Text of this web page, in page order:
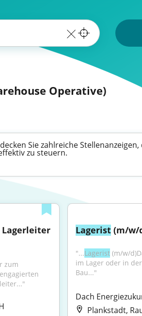
Operative)
Sie zahlreiche
zu steuern.
zum
Lagerist (m/w/
"...Lagerist (m/w/
im Lager oder in
Bau..."
Dach
Plankstadt,